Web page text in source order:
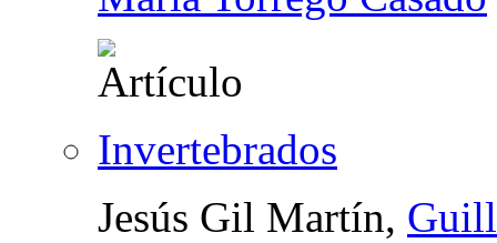
Invertebrados
Jesús Gil Martín,